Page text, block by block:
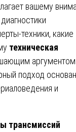
вашему
техники, какие
техническая
подход
и
трансмиссий